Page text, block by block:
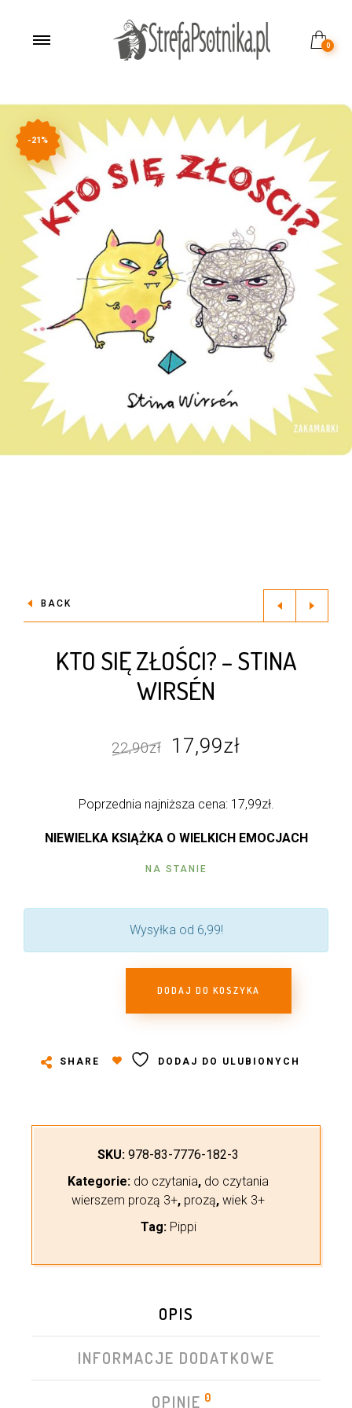
0
-21%
BACK
KTO SIĘ ZŁOŚCI? – STINA
WIRSÉN
22,90zł
Pierwotna
wynosiła:
22,90zł.
17,99zł
wynosi:
17,99zł.
Poprzednia najniższa cena: 17,99zł.
NIEWIELKA KSIĄŻKA O WIELKICH EMOCJACH
NA STANIE
Wysyłka od 6,99!
DODAJ DO KOSZYKA
SHARE DODAJ DO ULUBIONYCH
SKU: 978-83-7776-182-3
Kategorie: do czytania, do czytania
wierszem prozą 3+, prozą, wiek 3+
Tag: Pippi
OPIS
INFORMACJE DODATKOWE
OPINIE 0